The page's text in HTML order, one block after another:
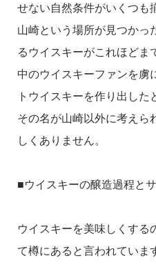
せない自然条件がいくつも
山崎という場所が見つかっ
るウイスキーがこれほどま
中のウイスキーファンを虜
トウイスキーを作り出した
その名が山崎以外に考えら
しくありません。
■ウイスキーの醸造過程と
ウイスキーを美味しくする
て樽にあると言われていま